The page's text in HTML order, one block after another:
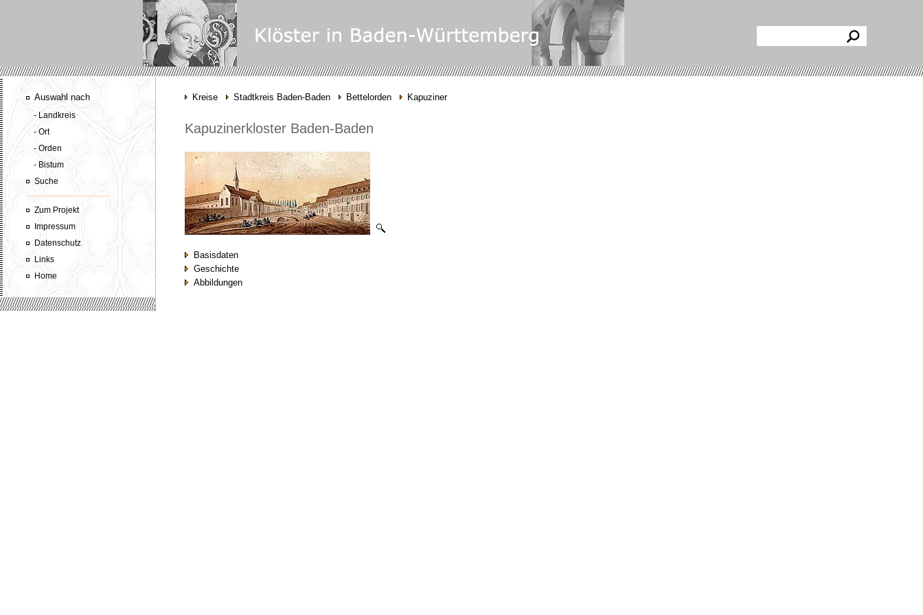
Auswahl nach
- Landkreis
- Ort
- Orden
- Bistum
Suche
Zum Projekt
Impressum
Datenschutz
Links
Home
Kreise Stadtkreis Baden-Baden Bettelorden Kapuziner
Kapuzinerkloster Baden-Baden
Basisdaten
Geschichte
Abbildungen